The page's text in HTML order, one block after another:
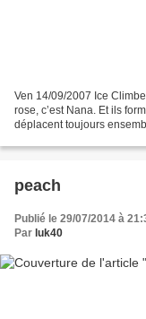
Ven 14/09/2007 Ice
rose, c’est Nana. Et ils
déplacent toujours
peach
Publié le 29/07/2014 à
Par luk40